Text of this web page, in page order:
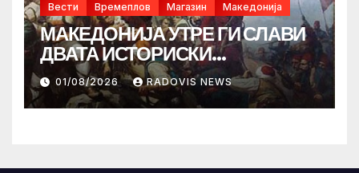
Вести Времеплов Магазин Македонија
МАКЕДОНИЈА УТРЕ ГИ СЛАВИ
ДВАТА ИСТОРИСКИ
ИЛИНДЕНА!
01/08/2026 RADOVIS NEWS